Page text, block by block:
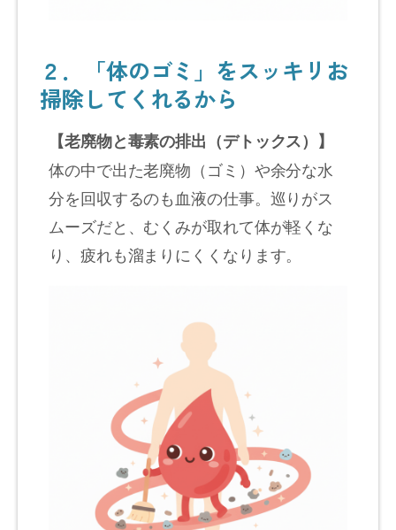
２．「体のゴミ」をスッキリお
掃除してくれるから
【老廃物と毒素の排出（デトックス）】
体の中で出た老廃物（ゴミ）や余分な水
分を回収するのも血液の仕事。巡りがス
ムーズだと、むくみが取れて体が軽くな
り、疲れも溜まりにくくなります。